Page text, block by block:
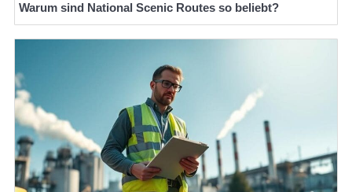
Warum sind National Scenic Routes so beliebt?